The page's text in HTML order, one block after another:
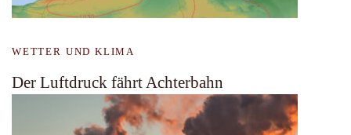
WETTER UND KLIMA
Der Luftdruck fährt Achterbahn